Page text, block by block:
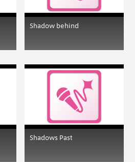
Shadow behind
Shadows Past